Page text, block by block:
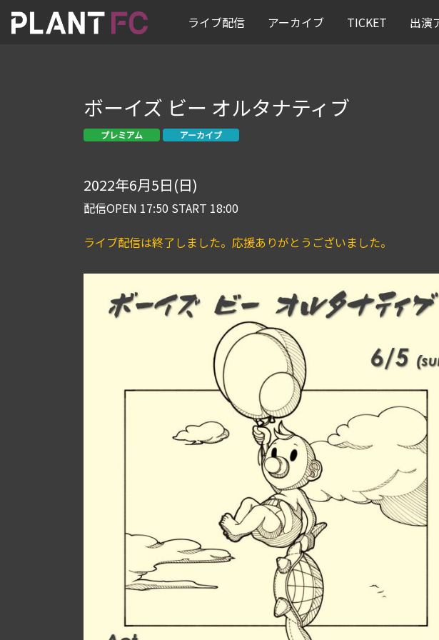
ライブ配信 アーカイブ TICKET 出演
ボーイズ ビー オルタナティブ
プレミアム アーカイブ
2022年6月5日(日)
配信OPEN 17:50 START 18:00
ライブ配信は終了しました。応援ありがとうございました。